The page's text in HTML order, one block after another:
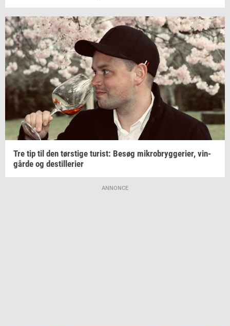
Tre tip til den tørsti­ge turist: Besøg mi­kro­bryg­ge­ri­er, vin­
går­de og destil­le­ri­er
ANNONCE